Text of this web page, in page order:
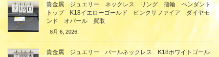
貴金属 ジュエリー ネックレス リング 指輪 ペンダント
トップ K18イエローゴールド ピンクサファイア ダイヤモ
ンド オパール 買取
8月 6, 2026
貴金属 ジュエリー パールネックレス K18ホワイトゴール